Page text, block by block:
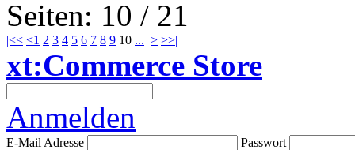
Seiten: 10 / 21
|<< <1 2 3 4 5 6 7 8 9 10 ... > >>|
xt:Commerce Store
Anmelden
E-Mail Adresse
Passwort